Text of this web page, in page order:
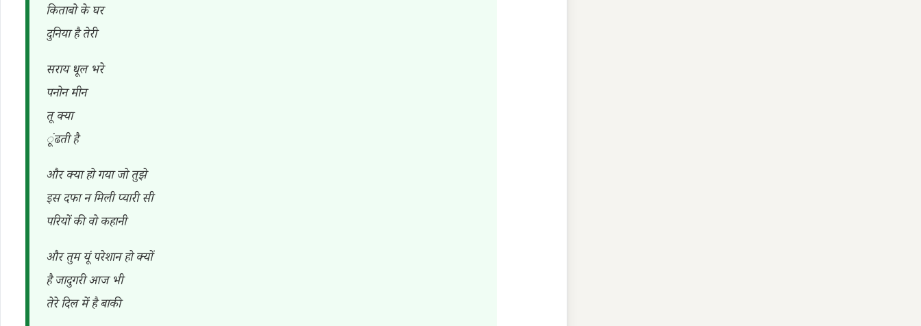
किताबो के घर
दुनिया है तेरी
सराय धूल भरे
पनोन मीन
तू क्या
ूंढती है
और क्या हो गया जो तुझे
इस दफा न मिली प्यारी सी
परियों की वो कहानी
और तुम यूं परेशान हो क्यों
है जादुगरी आज भी
तेरे दिल में है बाकी